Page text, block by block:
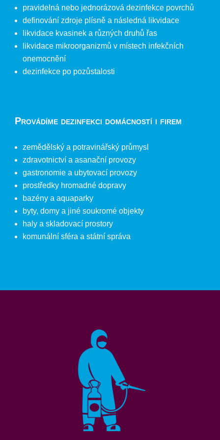
pravidelná nebo jednorázová dezinfekce povrchů
definování zdroje plísně a následná likvidace
likvidace kvasinek a různých druhů řas
likvidace mikroorganizmů v místech infekčních
onemocnění
dezinfekce po pozůstalosti
Provádíme dezinfekci domácností i firem
zemědělský a potravinářský průmysl
zdravotnictví a asanační provozy
gastronomie a ubytovací provozy
prostředky hromadné dopravy
bazény a aquaparky
byty, domy a jiné soukromé objekty
haly a skladovací prostory
komunální sféra a státní správa